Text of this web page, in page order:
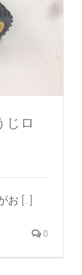
じロ
[...]
0